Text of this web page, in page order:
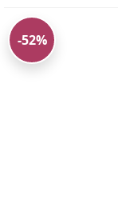
-52%